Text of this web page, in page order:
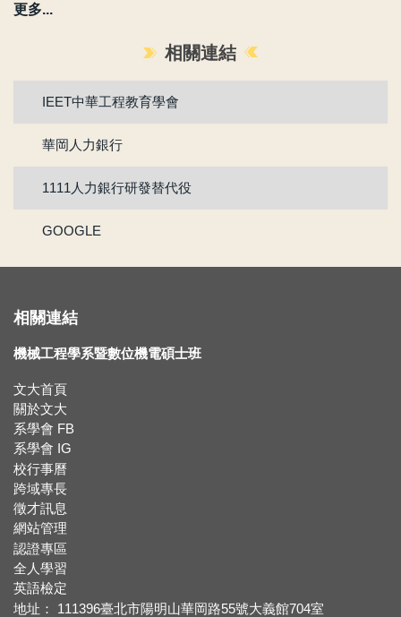
賀!!!江沅晉老師獲選為112學年度教學傑出教師
賀!!!陳為仁老師獲選為111學年度校教學優良教師
賀!!!黃正自老師獲選為110學年度院教學傑出教師
【新生組群】機械系115學年度入學新生群組。
賀!!!江沅晉老師獲選為112學年度教學傑出教師
賀!!!陳為仁老師獲選為111學年度校教學優良教師
更多...
相關連結
IEET中華工程教育學會
華岡人力銀行
1111人力銀行研發替代役
GOOGLE
相關連結
機械工程學系暨數位機電碩士班
文大首頁
關於文大
系學會 FB
系學會 IG
校行事曆
跨域專長
徵才訊息
網站管理
認證專區
全人學習
英語檢定
地址： 111396臺北市陽明山華岡路55號大義館704室